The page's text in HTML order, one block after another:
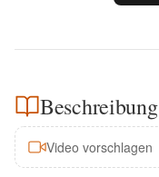
Beschreibung
Video vorschlagen